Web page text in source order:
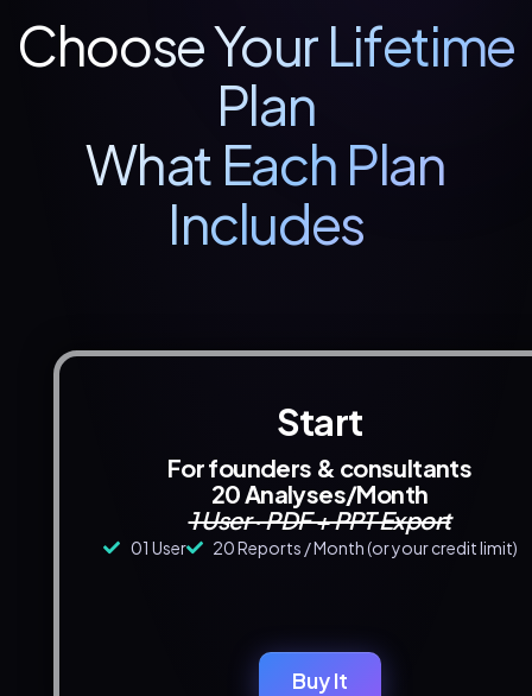
Choose Your Lifetime
Plan
What Each Plan
Includes
Start
For founders & consultants
20 Analyses/month
1 User · PDF + PPT Export
01 User 20 Reports / Month (or your credit limit)
Buy It